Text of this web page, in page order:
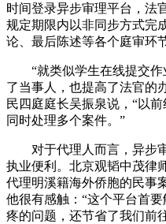
时间登录异步审理平台，法
规定期限内以非同步方式完
论、最后陈述等各个庭审环节
“就类似学生在线提交作
了当事人，也提高了法官的
民四庭庭长吴振泉说，“以
同时处理多个案件。”
对于代理人而言，异步审
执业便利。北京观韬中茂律
代理明溪籍海外侨胞的民事
他很有感触：“这个平台首
疼的问题，还节省了我们前